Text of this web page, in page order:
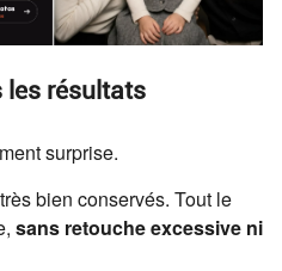
les résultats
surprise.
bien conservés. Tout le
sans retouche excessive ni